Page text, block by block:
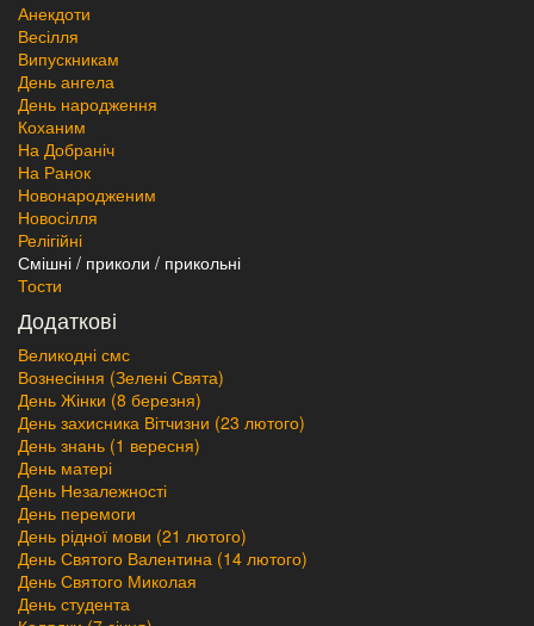
Анекдоти
Весілля
Випускникам
День ангела
День народження
Коханим
На Добраніч
На Ранок
Новонародженим
Новосілля
Релігійні
Смішні / приколи / прикольні
Тости
Додаткові
Великодні смс
Вознесіння (Зелені Свята)
День Жінки (8 березня)
День захисника Вітчизни (23 лютого)
День знань (1 вересня)
День матері
День Незалежності
День перемоги
День рідної мови (21 лютого)
День Святого Валентина (14 лютого)
День Святого Миколая
День студента